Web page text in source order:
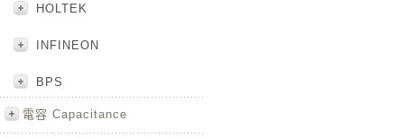
HOLTEK
INFINEON
BPS
電容 Capacitance